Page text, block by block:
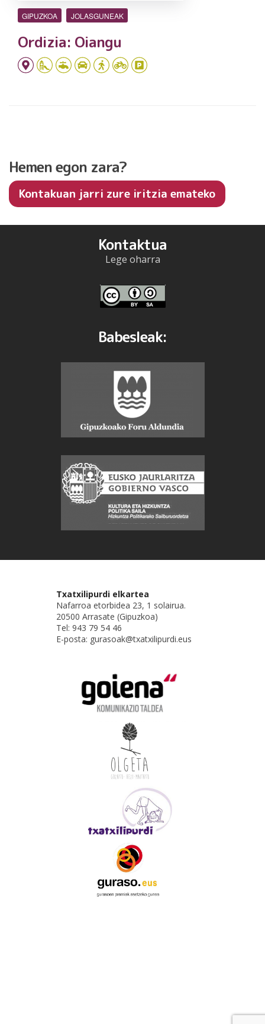
GIPUZKOA JOLASGUNEAK
Ordizia: Oiangu
Hemen egon zara?
Kontakuan jarri zure iritzia emateko
Kontaktua
Lege oharra
Babesleak:
Txatxilipurdi elkartea
Nafarroa etorbidea 23, 1 solairua.
20500 Arrasate (Gipuzkoa)
Tel: 943 79 54 46
E-posta: gurasoak@txatxilipurdi.eus